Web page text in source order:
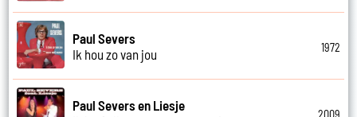
Paul Severs
Ik hou zo van jou
1972
Paul Severs en Liesje
2009